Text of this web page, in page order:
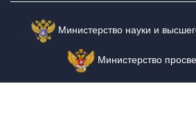
Министерство науки и
Министерство